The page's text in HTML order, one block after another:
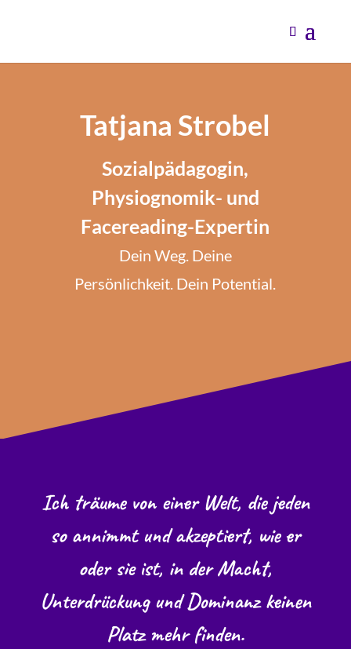
Tatjana Strobel
Sozialpädagogin,
Physiognomik- und
Facereading-Expertin
Dein Weg. Deine
Persönlichkeit. Dein Potential.
Ich träume von einer Welt, die jeden
so annimmt und akzeptiert, wie er
oder sie ist, in der Macht,
Unterdrückung und Dominanz keinen
Platz mehr finden.